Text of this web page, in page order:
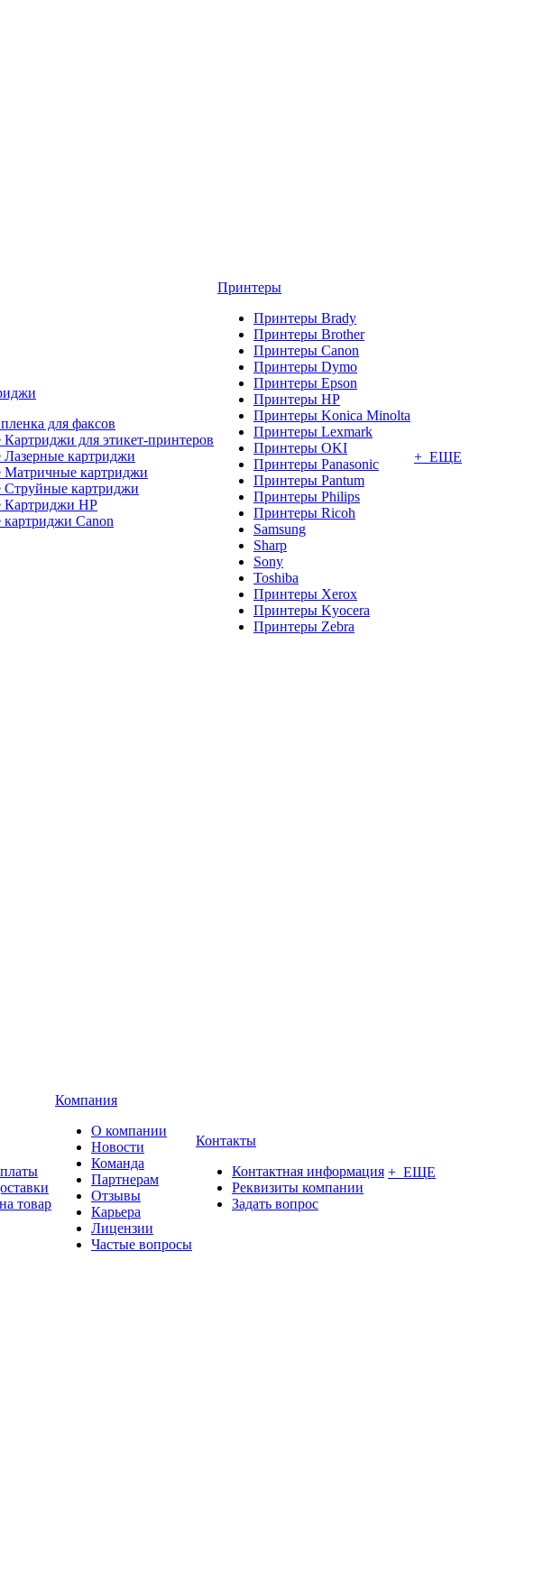
для факсов
для этикет-принтеров
картриджи
картриджи
картриджи
HP
Canon
Принтеры
Принтеры Brady
Принтеры Brother
Принтеры Canon
Принтеры Dymo
Принтеры Epson
Принтеры HP
Принтеры Konica Minolta
Принтеры Lexmark
Принтеры OKI
Принтеры Panasonic
Принтеры Pantum
Принтеры Philips
Принтеры Ricoh
Samsung
Sharp
Sony
Toshiba
Принтеры Xerox
Принтеры Kyocera
Принтеры Zebra
+ ЕЩЕ
товар
Компания
О компании
Новости
Команда
Партнерам
Отзывы
Карьера
Лицензии
Частые вопросы
Контакты
Контактная информация
Реквизиты компании
Задать вопрос
+ ЕЩЕ